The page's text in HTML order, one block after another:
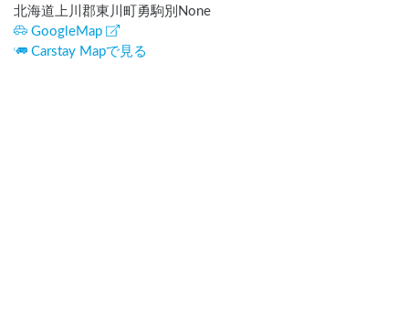
北海道上川郡東川町勇駒別None
GoogleMap
Carstay Mapで見る